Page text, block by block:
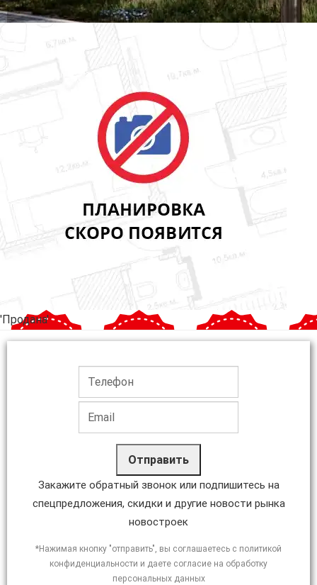
'Продана'
Отправить
Закажите обратный звонок или подпишитесь на
спецпредложения, скидки и другие новости рынка
новостроек
*Нажимая кнопку "отправить", вы соглашаетесь с политикой
конфиденциальности и даете согласие на обработку
персональных данных